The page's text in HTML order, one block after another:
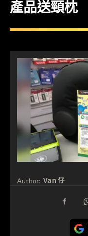
產品送頸枕
Author: Van 仔